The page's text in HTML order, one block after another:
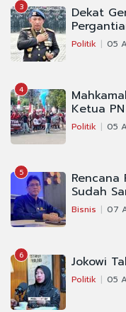
3 Dekat
Politik 05
4
Ketua
Politik 05
5 Rencana
Sudah
Bisnis 07
6 Jokowi
Politik 05